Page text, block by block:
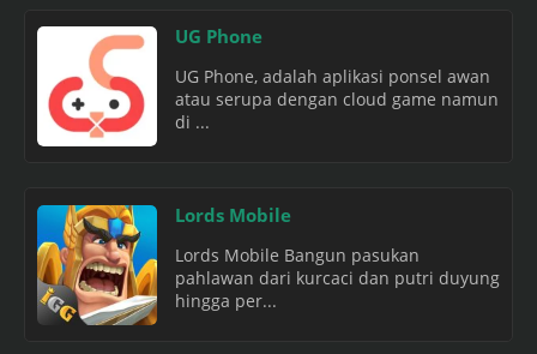
UG Phone
UG Phone, adalah aplikasi ponsel awan
atau serupa dengan cloud game namun
di ...
Lords Mobile
Lords Mobile Bangun pasukan
pahlawan dari kurcaci dan putri duyung
hingga per...